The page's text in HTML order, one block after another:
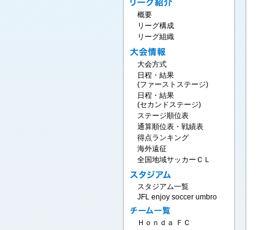
概要
リーグ構成
リーグ組織
大会方式
日程・結果
(ファーストステージ)
日程・結果
(セカンドステージ)
ステージ順位表
通算順位表・戦績表
得点ランキング
海外遠征
全国地域サッカーＣＬ
スタジアム一覧
JFL enjoy soccer umbro
Ｈｏｎｄａ ＦＣ